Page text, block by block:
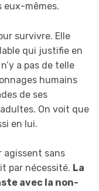
eux-mêmes.
survivre. Elle
qui justifie en
a pas de telle
humains
de ses
On voit que
en lui.
agissent sans
par nécessité. La
avec la non-